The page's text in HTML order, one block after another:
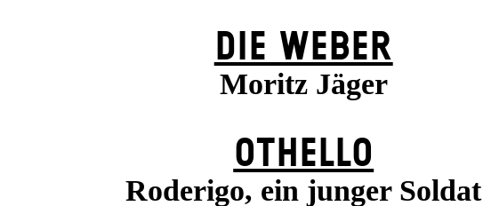
DIE WEBER
Moritz Jäger
OTHELLO
Roderigo, ein junger Soldat